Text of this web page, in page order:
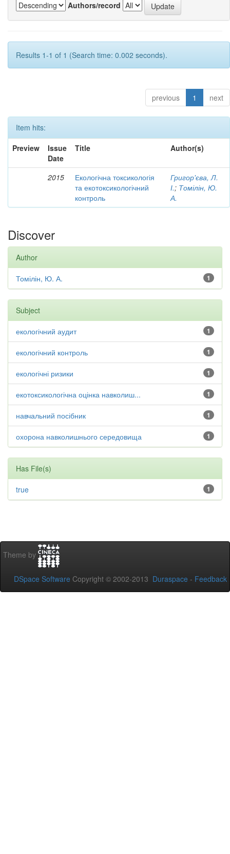
Authors/record
Results 1-1 of 1 (Search time: 0.002 seconds).
previous 1 next
Item hits:
Preview
Issue
Date
Title Author(s)
2015
Екологічна токсикологія
та екотоксикологічний
контроль
Григор'єва, Л.
І.; Томілін, Ю.
А.
Discover
Author
1
Томілін, Ю. А.
Subject
1
екологічний аудит
1
екологічний контроль
1
екологічні ризики
1
екотоксикологічна оцінка навколиш...
1
навчальний посібник
1
охорона навколишнього середовища
Has File(s)
1
true
Theme by
DSpace Software Copyright © 2002-2013 Duraspace - Feedback